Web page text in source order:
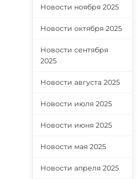
Новости ноября 2025
Новости октября 2025
Новости сентября
2025
Новости августа 2025
Новости июля 2025
Новости июня 2025
Новости мая 2025
Новости апреля 2025